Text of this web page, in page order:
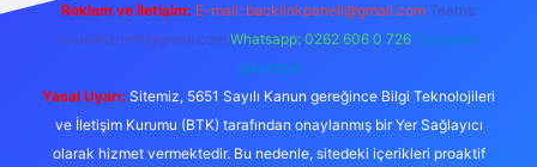
Reklam ve İletişim: E-mail: backlinkpaneli@gmail.com Teams:
forumhizmeti@gmail.com Whatsapp: 0262 606 0 726 Telegram:
@karabul
Yasal Uyarı: Sitemiz, 5651 Sayılı Kanun gereğince Bilgi Teknolojileri
ve İletişim Kurumu (BTK) tarafından onaylanmış bir Yer Sağlayıcı
olarak hizmet vermektedir. Bu nedenle, sitedeki içerikleri proaktif